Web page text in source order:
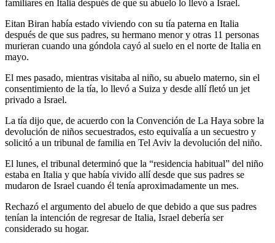
familiares en Italia después de que su abuelo lo llevó a Israel.
Eitan Biran había estado viviendo con su tía paterna en Italia
después de que sus padres, su hermano menor y otras 11 personas
murieran cuando una góndola cayó al suelo en el norte de Italia en
mayo.
El mes pasado, mientras visitaba al niño, su abuelo materno, sin el
consentimiento de la tía, lo llevó a Suiza y desde allí fletó un jet
privado a Israel.
La tía dijo que, de acuerdo con la Convención de La Haya sobre la
devolución de niños secuestrados, esto equivalía a un secuestro y
solicitó a un tribunal de familia en Tel Aviv la devolución del niño.
El lunes, el tribunal determinó que la “residencia habitual” del niño
estaba en Italia y que había vivido allí desde que sus padres se
mudaron de Israel cuando él tenía aproximadamente un mes.
Rechazó el argumento del abuelo de que debido a que sus padres
tenían la intención de regresar de Italia, Israel debería ser
considerado su hogar.